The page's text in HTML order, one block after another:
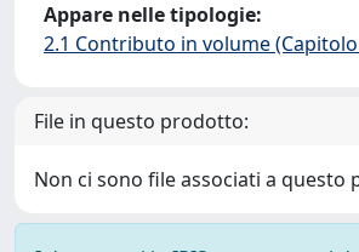
Appare nelle tipologie:
2.1 Contributo in volume
File in questo prodotto:
Non ci sono file associati a questo